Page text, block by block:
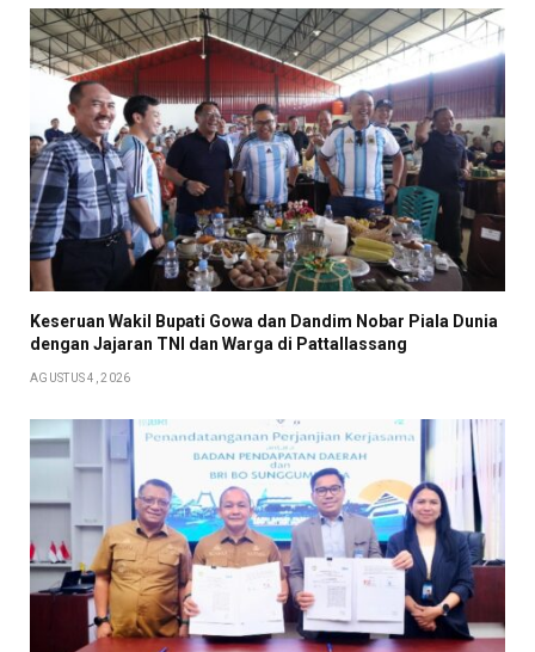
Keseruan Wakil Bupati Gowa dan Dandim Nobar Piala Dunia
dengan Jajaran TNI dan Warga di Pattallassang
AGUSTUS 4, 2026